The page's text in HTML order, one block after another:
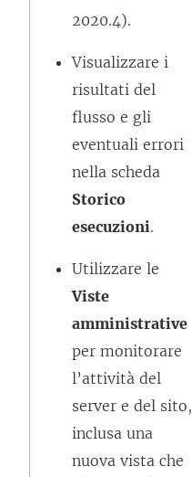
o
v
a
f
i
e
s
)
2020.4).
Visualizzare i
risultati del
flusso e gli
eventuali errori
nella scheda
Storico
esecuzioni.
Utilizzare le
Viste
amministrative
per monitorare
l’attività del
server e del sito,
inclusa una
nuova vista che